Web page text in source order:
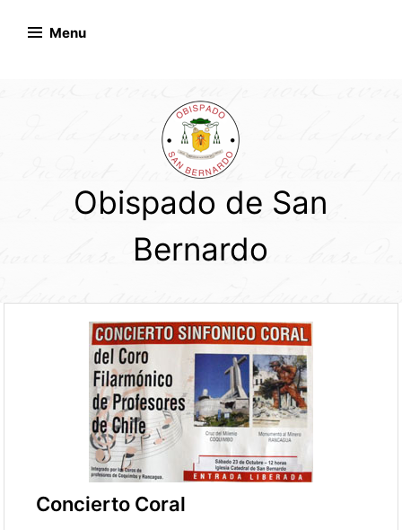
Menu
Obispado de San
Bernardo
Concierto Coral